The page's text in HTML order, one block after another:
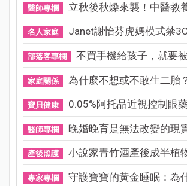
醫師專欄 立秋後秋燥來襲！中醫教
名人家庭 Janet謝怡芬虎媽模式禁
部落客專欄 不買手機給孩子，就要
家庭關係 為什麼不想或不敢生二胎
寶貝健康 0.05%阿托品近視控制眼
醫師專欄 晚婚晚育是無法改變的現
產後照護 小說家青竹酒產後成半植
專家專欄 守護寶寶的黃金睡眠：為